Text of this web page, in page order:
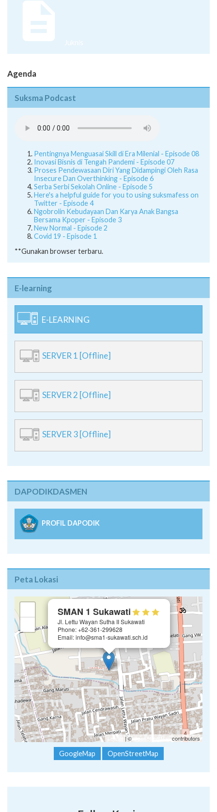
Juknis
Agenda
Suksma Podcast
Pentingnya Menguasai Skill di Era Milenial - Episode 08
Inovasi Bisnis di Tengah Pandemi - Episode 07
Proses Pendewasaan Diri Yang Didampingi Oleh Rasa
Insecure Dan Overthinking - Episode 6
Serba Serbi Sekolah Online - Episode 5
Here's a helpful guide for you to using suksmafess on
Twitter - Episode 4
Ngobrolin Kebudayaan Dan Karya Anak Bangsa
Bersama Kpoper - Episode 3
New Normal - Episode 2
Covid 19 - Episode 1
**Gunakan browser terbaru.
E-learning
E-LEARNING
SERVER 1 [Offline]
SERVER 2 [Offline]
SERVER 3 [Offline]
DAPODIKDASMEN
PROFIL DAPODIK
Peta Lokasi
SMAN 1 Sukawati
Jl. Lettu Wayan Sutha II Sukawati
Phone: +62-361-299628
Email: info@sma1-sukawati.sch.id
Leaflet | ©OpenStreetMap contributors
GoogleMap OpenStreetMap